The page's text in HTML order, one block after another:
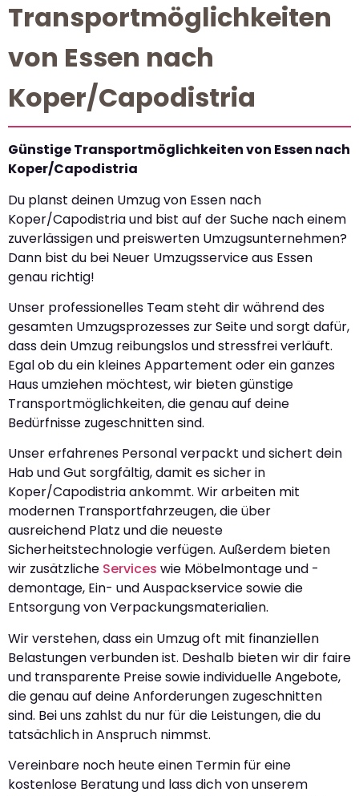
Transportmöglichkeiten
von Essen nach
Koper/Capodistria
Günstige Transportmöglichkeiten von Essen nach
Koper/Capodistria
Du planst deinen Umzug von Essen nach
Koper/Capodistria und bist auf der Suche nach einem
zuverlässigen und preiswerten Umzugsunternehmen?
Dann bist du bei Neuer Umzugsservice aus Essen
genau richtig!
Unser professionelles Team steht dir während des
gesamten Umzugsprozesses zur Seite und sorgt dafür,
dass dein Umzug reibungslos und stressfrei verläuft.
Egal ob du ein kleines Appartement oder ein ganzes
Haus umziehen möchtest, wir bieten günstige
Transportmöglichkeiten, die genau auf deine
Bedürfnisse zugeschnitten sind.
Unser erfahrenes Personal verpackt und sichert dein
Hab und Gut sorgfältig, damit es sicher in
Koper/Capodistria ankommt. Wir arbeiten mit
modernen Transportfahrzeugen, die über
ausreichend Platz und die neueste
Sicherheitstechnologie verfügen. Außerdem bieten
wir zusätzliche Services wie Möbelmontage und -
demontage, Ein- und Auspackservice sowie die
Entsorgung von Verpackungsmaterialien.
Wir verstehen, dass ein Umzug oft mit finanziellen
Belastungen verbunden ist. Deshalb bieten wir dir faire
und transparente Preise sowie individuelle Angebote,
die genau auf deine Anforderungen zugeschnitten
sind. Bei uns zahlst du nur für die Leistungen, die du
tatsächlich in Anspruch nimmst.
Vereinbare noch heute einen Termin für eine
kostenlose Beratung und lass dich von unserem